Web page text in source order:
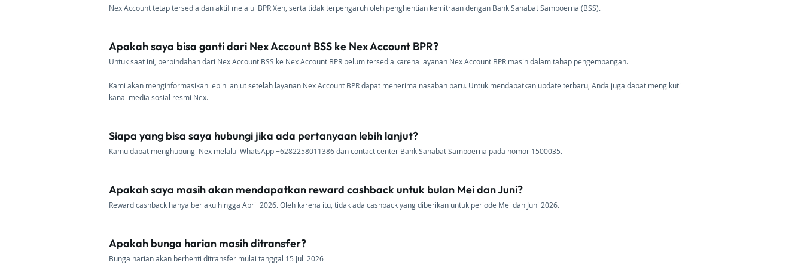
Nex Account tetap tersedia dan aktif melalui BPR Xen, serta tidak terpengaruh oleh penghentian kemitraan dengan Bank Sahabat Sampoerna (BSS).
Apakah saya bisa ganti dari Nex Account BSS ke Nex Account BPR?
Untuk saat ini, perpindahan dari Nex Account BSS ke Nex Account BPR belum tersedia karena layanan Nex Account BPR masih dalam tahap pengembangan.
Kami akan menginformasikan lebih lanjut setelah layanan Nex Account BPR dapat menerima nasabah baru. Untuk mendapatkan update terbaru, Anda juga dapat mengikuti
kanal media sosial resmi Nex.
Siapa yang bisa saya hubungi jika ada pertanyaan lebih lanjut?
Kamu dapat menghubungi Nex melalui WhatsApp +6282258011386 dan contact center Bank Sahabat Sampoerna pada nomor 1500035.
Apakah saya masih akan mendapatkan reward cashback untuk bulan Mei dan Juni?
Reward cashback hanya berlaku hingga April 2026. Oleh karena itu, tidak ada cashback yang diberikan untuk periode Mei dan Juni 2026.
Apakah bunga harian masih ditransfer?
Bunga harian akan berhenti ditransfer mulai tanggal 15 Juli 2026